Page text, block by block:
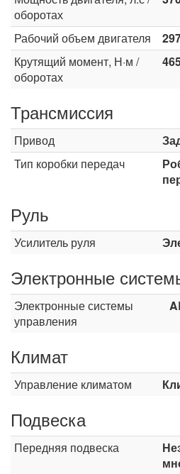
оборотах
Рабочий объем двигателя
Крутящий момент, Н·м /
оборотах
Трансмиссия
Привод
Тип коробки передач
Руль
Усилитель руля
Электронные
Электронные системы
управления
Климат
Управление климатом
Подвеска
Передняя подвеска